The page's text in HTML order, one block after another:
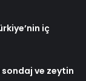
iç
ve zeytin